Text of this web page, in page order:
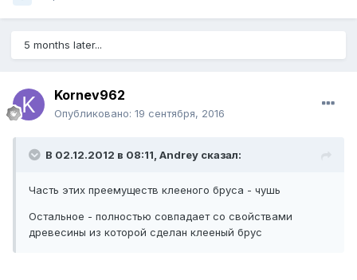
5 months later...
Kornev962
Опубликовано: 19 сентября, 2016
В 02.12.2012 в 08:11, Andrey сказал:
Часть этих преемуществ клееного бруса - чушь
Остальное - полностью совпадает со свойствами
древесины из которой сделан клееный брус